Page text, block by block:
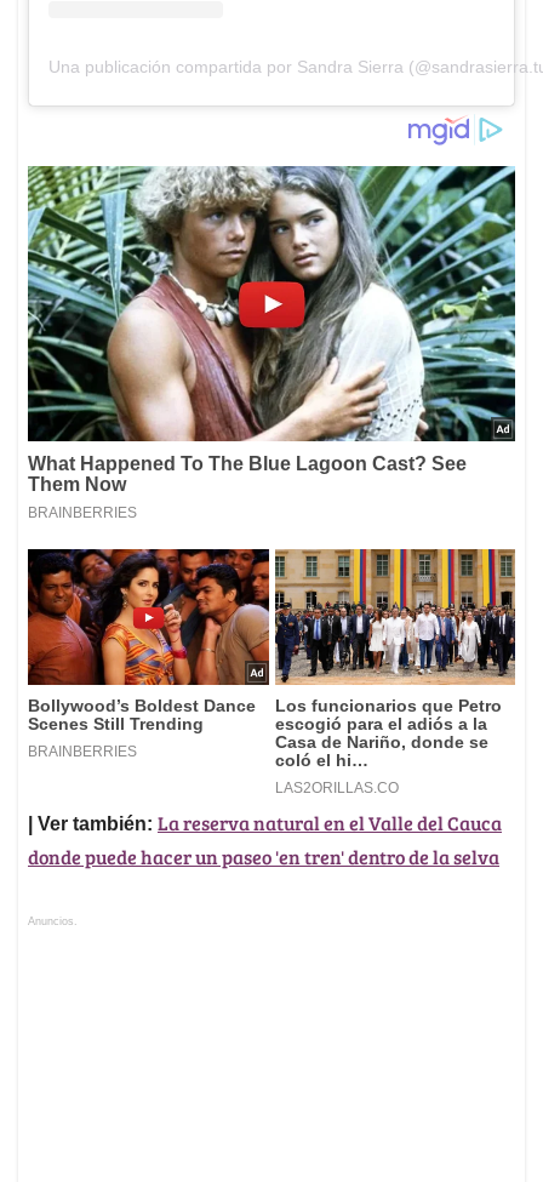
Una publicación compartida por Sandra Sierra
| Ver también: La reserva natural en el Valle del Cauca
donde puede hacer un paseo 'en tren' dentro de la selva
Anuncios.